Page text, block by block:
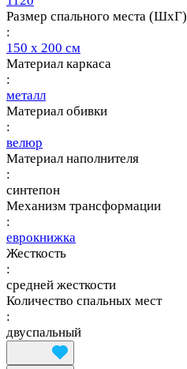
Размер спального места (ШхГ)
:
150 х 200 см
Материал каркаса
:
металл
Материал обивки
:
велюр
Материал наполнителя
:
синтепон
Механизм трансформации
:
еврокнижка
Жесткость
:
средней жесткости
Количество спальных мест
:
двуспальный